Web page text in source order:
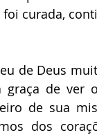
curada,
de Deus
de ver
de sua
dos